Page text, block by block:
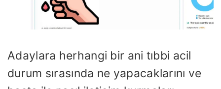
Adaylara herhangi bir ani tıbbi acil
durum sırasında ne yapacaklarını ve